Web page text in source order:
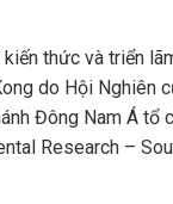
thức và triển
do Hội Nghiên
Đông Nam Á tổ
Research –